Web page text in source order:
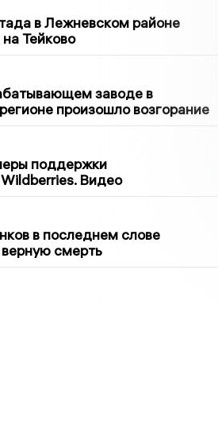
в Лежневском районе
Тейково
заводе в
произошло возгорание
поддержки
Видео
в последнем слове
верную смерть